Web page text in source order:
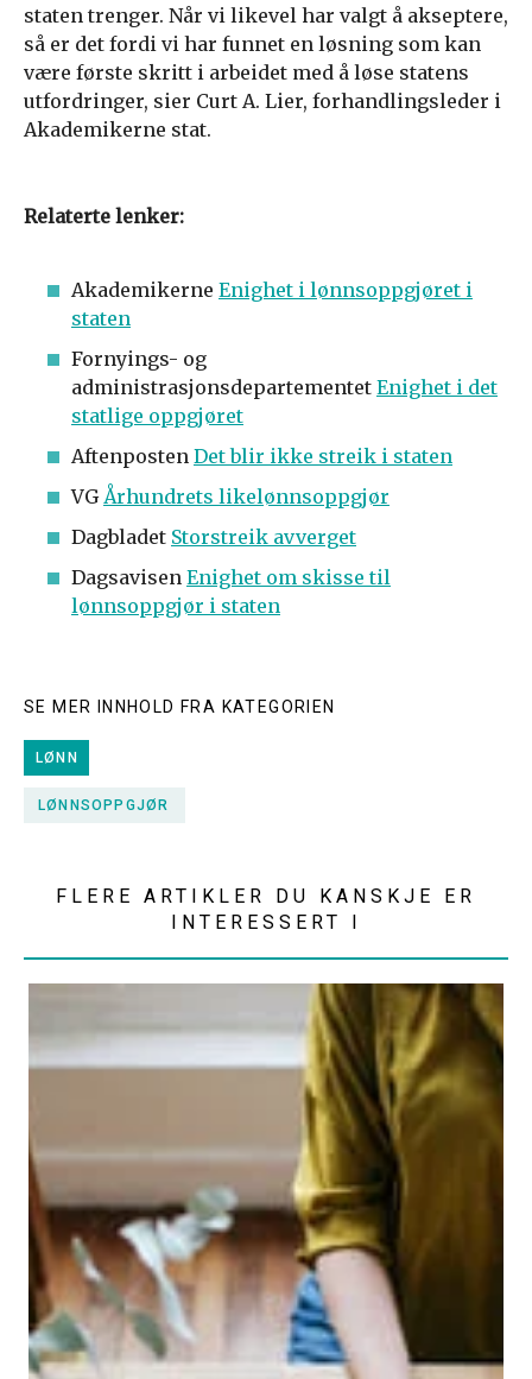
staten trenger. Når vi likevel har valgt å akseptere,
så er det fordi vi har funnet en løsning som kan
være første skritt i arbeidet med å løse statens
utfordringer, sier Curt A. Lier, forhandlingsleder i
Akademikerne stat.
Relaterte lenker:
Akademikerne Enighet i lønnsoppgjøret i
staten
Fornyings- og
administrasjonsdepartementet Enighet i det
statlige oppgjøret
Aftenposten Det blir ikke streik i staten
VGÅrhundrets likelønnsoppgjør
Dagbladet Storstreik avverget
Dagsavisen Enighet om skisse til
lønnsoppgjør i staten
SE MER INNHOLD FRA KATEGORIEN
LØNN
LØNNSOPPGJØR
FLERE ARTIKLER DU KANSKJE ER
INTERESSERT I